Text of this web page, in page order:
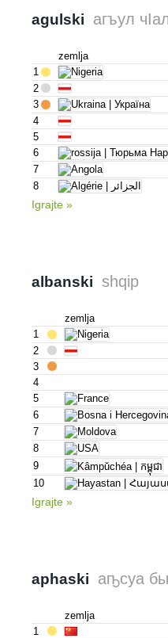
agulski агъул
zemlja
1
2
3
4
5
6
7
8
Igrajte »
albanski shqip
zemlja
1
2
3
4
5
6
7
8
9
10
Igrajte »
aphaski аҧсуа
zemlja
1